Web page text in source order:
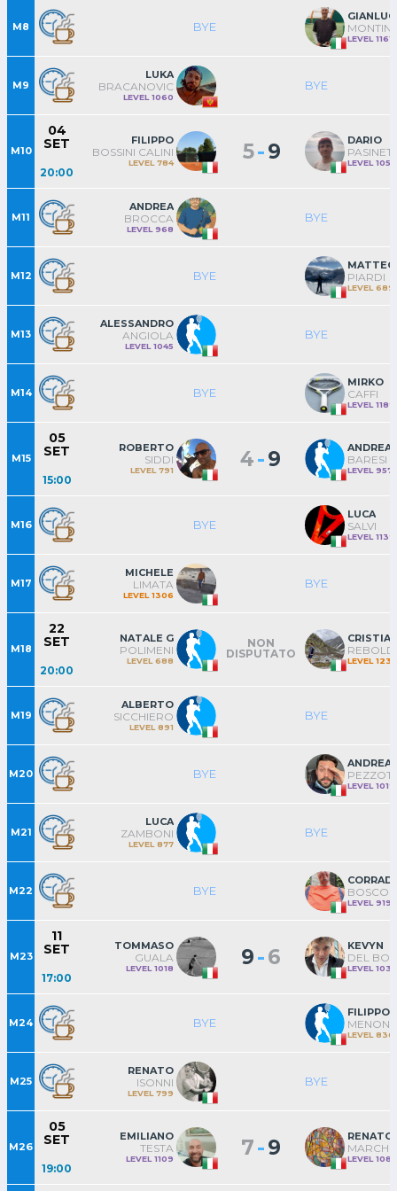
M8 BYE MONTINI
LEVEL 1161
M9
LUKA
BRACANOVIC
LEVEL 1060
BYE
M10
04
SET
20:00
FILIPPO
BOSSINI CALINI
LEVEL 784 5-9 DARIO
LEVEL 1057
M11
ANDREA
BROCCA
LEVEL 968
BYE
M12 BYE
MATTEO
PIARDI
LEVEL 689
M13
ALESSANDRO
ANGIOLA
LEVEL 1045
BYE
M14 BYE
MIRKO
CAFFI
LEVEL 1189
M15
05
SET
15:00
ROBERTO
SIDDI
LEVEL 791 4-9 ANDREA
BARESI
LEVEL 957
M16 BYE
LUCA
SALVI
LEVEL 1139
M17
MICHELE
LIMATA
LEVEL 1306
BYE
M18
22
SET
20:00
NATALE G
POLIMENI
LEVEL 688
NON
DISPUTATO
REBOLDI
LEVEL 1233
M19
ALBERTO
SICCHIERO
LEVEL 891
BYE
M20 BYE
ANDREA
LEVEL 1019
M21
LUCA
ZAMBONI
LEVEL 877
BYE
M22 BYE
LEVEL 919
M23
11
SET
17:00
TOMMASO
GUALA
LEVEL 1018 9-6 KEVYN
DEL
LEVEL 1039
M24 BYE
FILIPPO
MENONI
LEVEL 836
M25
RENATO
ISONNI
LEVEL 799
BYE
M26
05
SET
19:00
EMILIANO
TESTA
LEVEL 1109 7-9 RENATO
LEVEL 1080